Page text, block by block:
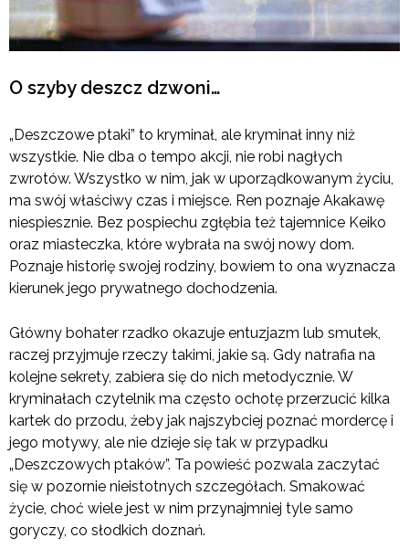
O szyby deszcz dzwoni…
„Deszczowe ptaki” to kryminał, ale kryminał inny niż
wszystkie. Nie dba o tempo akcji, nie robi nagłych
zwrotów. Wszystko w nim, jak w uporządkowanym życiu,
ma swój właściwy czas i miejsce. Ren poznaje Akakawę
niespiesznie. Bez pospiechu zgłębia też tajemnice Keiko
oraz miasteczka, które wybrała na swój nowy dom.
Poznaje historię swojej rodziny, bowiem to ona wyznacza
kierunek jego prywatnego dochodzenia.
Główny bohater rzadko okazuje entuzjazm lub smutek,
raczej przyjmuje rzeczy takimi, jakie są. Gdy natrafia na
kolejne sekrety, zabiera się do nich metodycznie. W
kryminałach czytelnik ma często ochotę przerzucić kilka
kartek do przodu, żeby jak najszybciej poznać mordercę i
jego motywy, ale nie dzieje się tak w przypadku
„Deszczowych ptaków”. Ta powieść pozwala zaczytać
się w pozornie nieistotnych szczegółach. Smakować
życie, choć wiele jest w nim przynajmniej tyle samo
goryczy, co słodkich doznań.